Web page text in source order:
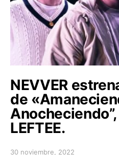
NEVVER
de
LEFTEE.
30 noviembre, 2022